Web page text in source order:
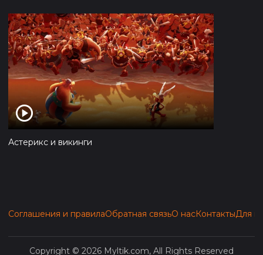
Астерикс и викинги
Соглашения и правилаОбратная связьО насКонтактыДля
Copyright © 2026 Myltik.com, All Rights Reserved